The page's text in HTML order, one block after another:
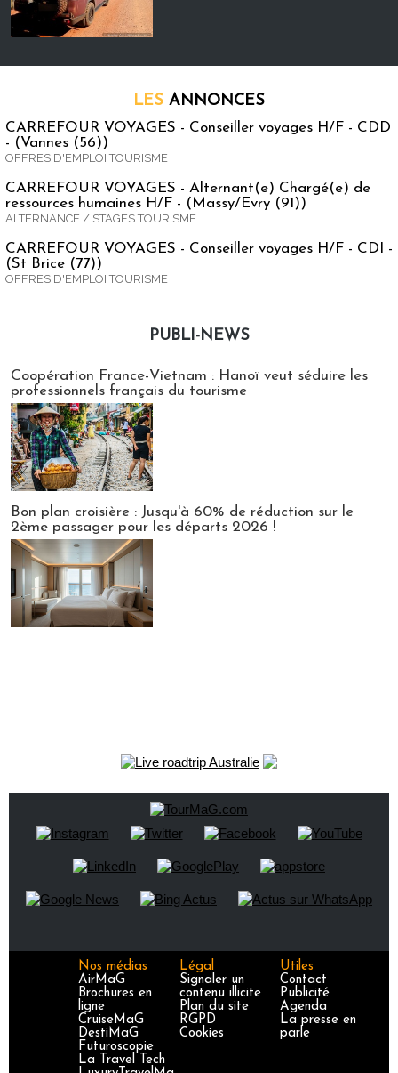
LES ANNONCES
CARREFOUR VOYAGES - Conseiller voyages H/F - CDD
- (Vannes (56))
OFFRES D'EMPLOI TOURISME
CARREFOUR VOYAGES - Alternant(e) Chargé(e) de
ressources humaines H/F - (Massy/Evry (91))
ALTERNANCE / STAGES TOURISME
CARREFOUR VOYAGES - Conseiller voyages H/F - CDI -
(St Brice (77))
OFFRES D'EMPLOI TOURISME
PUBLI-NEWS
Coopération France-Vietnam : Hanoï veut séduire les
professionnels français du tourisme
Bon plan croisière : Jusqu'à 60% de réduction sur le
2ème passager pour les départs 2026 !
Nos médias
AirMaG
Brochures en
ligne
CruiseMaG
DestiMaG
Futuroscopie
La Travel Tech
Légal
Signaler un
contenu illicite
Plan du site
RGPD
Cookies
Utiles
Contact
Publicité
Agenda
La presse en
parle